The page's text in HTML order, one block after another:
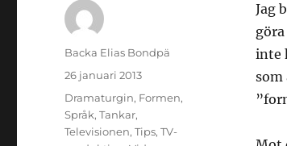
Jag
inte
som
Författare
Backa Elias Bondpä
Publicerat
26 januari 2013
Kategorier
Dramaturgin, Formen,
Språk,Tankar,
Televisionen,Tips,TV-